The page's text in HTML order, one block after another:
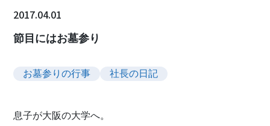
2017.04.01
節目にはお墓参り
お墓参りの行事 社長の日記
息子が大阪の大学へ。